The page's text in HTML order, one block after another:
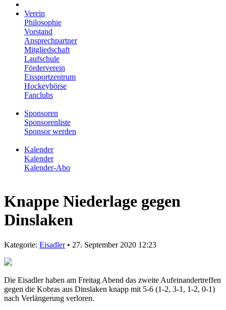
Verein
Philosophie
Vorstand
Ansprechpartner
Mitgliedschaft
Laufschule
Förderverein
Eissportzentrum
Hockeybörse
Fanclubs
Sponsoren
Sponsorenliste
Sponsor werden
Kalender
Kalender
Kalender-Abo
Knappe Niederlage gegen
Dinslaken
Kategorie: Eisadler• 27. September 2020 12:23
Die Eisadler haben am Freitag Abend das zweite Aufeinandertreffen
gegen die Kobras aus Dinslaken knapp mit 5-6 (1-2, 3-1, 1-2, 0-1)
nach Verlängerung verloren.